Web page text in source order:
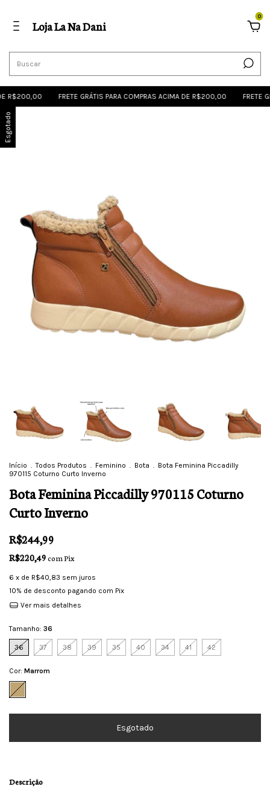
Loja La Na Dani
0
FRETE GRÁTIS PARA COMPRAS ACIMA DE R$200,00 FRETE
Esgotado
Início . Todos Produtos . Feminino . Bota . Bota Feminina Piccadilly
970115 Coturno Curto Inverno
Bota Feminina Piccadilly 970115 Coturno
Curto Inverno
R$244,99
R$220,49comPix
6 x de R$40,83 sem juros
10% de desconto pagando com Pix
Ver mais detalhes
Tamanho: 36
36 37 38 39 35 40 34 41 42
Cor: Marrom
Descrição